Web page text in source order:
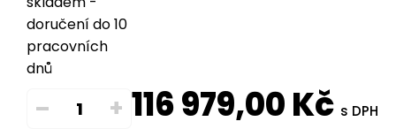
doručení do 10
pracovních
dnů
– + 116 979,00Kč s DPH